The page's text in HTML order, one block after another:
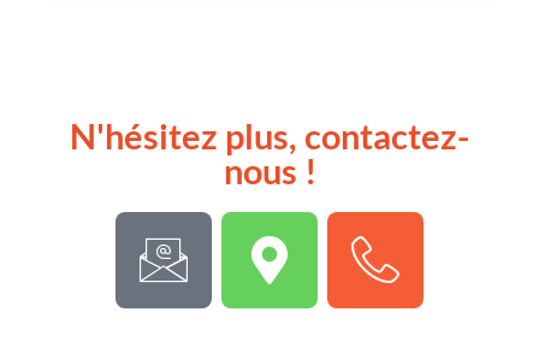
N'hésitez plus, contactez-
nous !